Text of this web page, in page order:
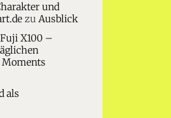
und
zu Ausblick
X100 –
als